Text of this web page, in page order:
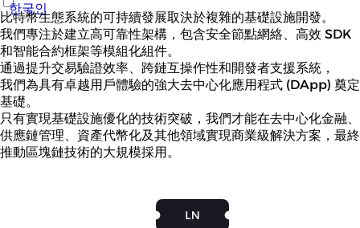
한국인
比特幣生態系統的可持續發展取決於複雜的基礎設施開發。
我們專注於建立高可靠性架構，包含安全節點網絡、高效 SDK
和智能合約框架等模組化組件。
通過提升交易驗證效率、跨鏈互操作性和開發者支援系統，
我們為具有卓越用戶體驗的強大去中心化應用程式 (DApp) 奠定
基礎。
只有實現基礎設施優化的技術突破，我們才能在去中心化金融、
供應鏈管理、資產代幣化及其他領域實現商業級解決方案，最終
推動區塊鏈技術的大規模採用。